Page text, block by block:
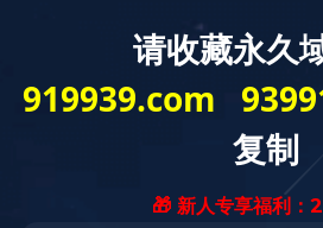
欢迎访问乐动手机官方网站官方网站